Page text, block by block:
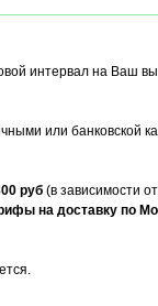
интервал на Ваш
или банковской
руб (в зависимости
на доставку по